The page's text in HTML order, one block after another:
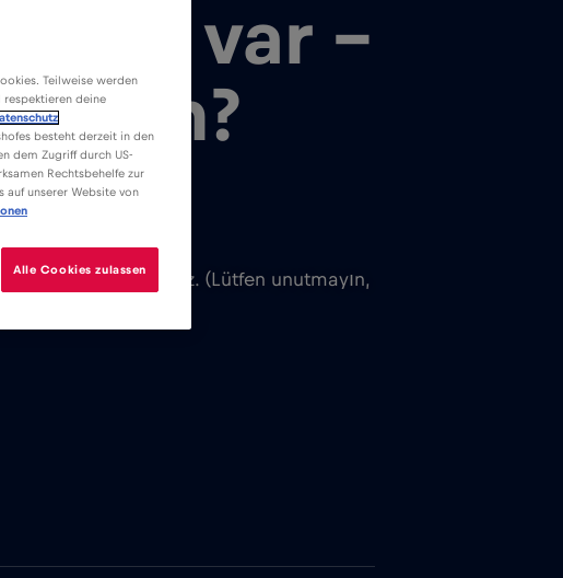
var –
size geri döneceğiz. (Lütfen unutmayın,
Teilweise werden
respektieren deine
besteht derzeit in den
dem Zugriff durch US-
Rechtsbehelfe zur
auf unserer Website von
Alle Cookies zulassen